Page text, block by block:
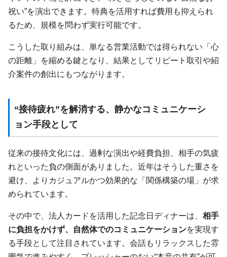
祝い”を演出できます。特典を活用すれば費用も抑えられ
るため、規模を問わず実行可能です。
こうした取り組みは、単なる営業活動では得られない「心
の距離」を縮める鍵となり、結果としてリピート取引や紹
介案件の創出にもつながります。
“接待疲れ”を解消する、静かなコミュニケーシ
ョン手段として
従来の接待文化には、過剰な演出や経費負担、相手の気疲
れといった負の側面がありました。近年はそうした重さを
避け、よりカジュアルかつ効果的な「関係構築の場」が求
められています。
その中で、法人カードを活用した記念日ディナーは、 相手
に負担をかけず、自然体でのコミュニケーションを実現す
る手段として注目されています。会話もリラックスした雰